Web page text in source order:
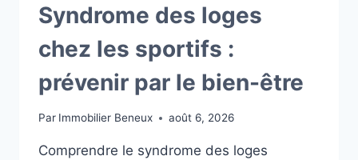
Syndrome des loges
chez les sportifs :
prévenir par le bien-être
Par Immobilier Beneux août 6, 2026
Comprendre le syndrome des loges